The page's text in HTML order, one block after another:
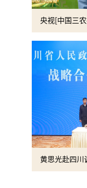
央视[中国三
黄思光赴四川